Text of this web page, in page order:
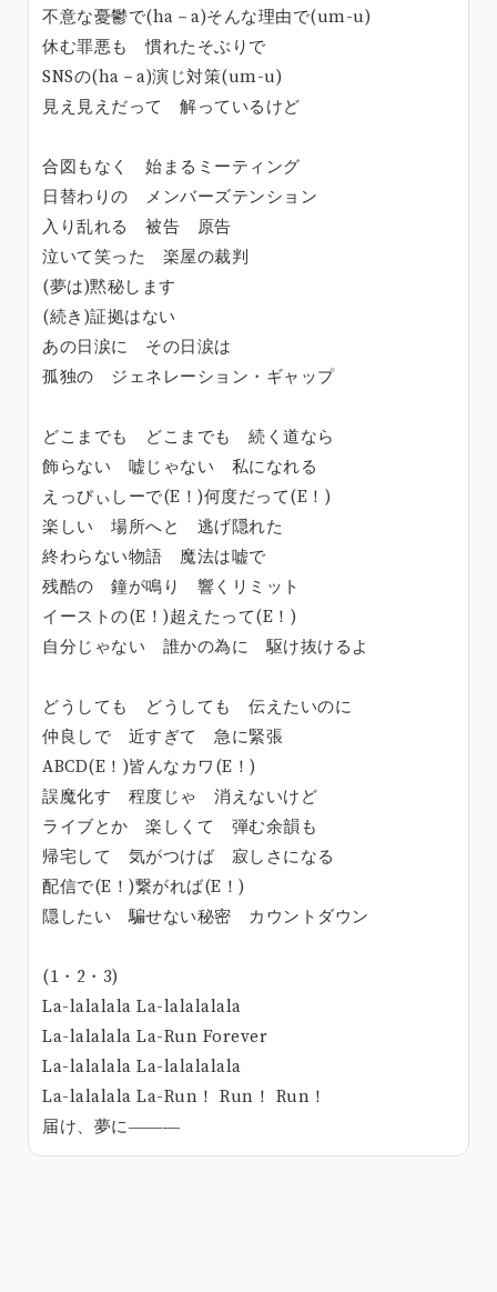
不意な憂鬱で(ha－a)そんな理由で(um-u)
休む罪悪も 慣れたそぶりで
SNSの(ha－a)演じ対策(um-u)
見え見えだって 解っているけど
合図もなく 始まるミーティング
日替わりの メンバーズテンション
入り乱れる 被告 原告
泣いて笑った 楽屋の裁判
(夢は)黙秘します
(続き)証拠はない
あの日涙に その日涙は
孤独の ジェネレーション・ギャップ
どこまでも どこまでも 続く道なら
飾らない 嘘じゃない 私になれる
えっびぃしーで(E！)何度だって(E！)
楽しい 場所へと 逃げ隠れた
終わらない物語 魔法は嘘で
残酷の 鐘が鳴り 響くリミット
イーストの(E！)超えたって(E！)
自分じゃない 誰かの為に 駆け抜けるよ
どうしても どうしても 伝えたいのに
仲良しで 近すぎて 急に緊張
ABCD(E！)皆んなカワ(E！)
誤魔化す 程度じゃ 消えないけど
ライブとか 楽しくて 弾む余韻も
帰宅して 気がつけば 寂しさになる
配信で(E！)繋がれば(E！)
隠したい 騙せない秘密 カウントダウン
(1・2・3)
La-lalalala La-lalalalala
La-lalalala La-Run Forever
La-lalalala La-lalalalala
La-lalalala La-Run！ Run！ Run！
届け、夢に―――